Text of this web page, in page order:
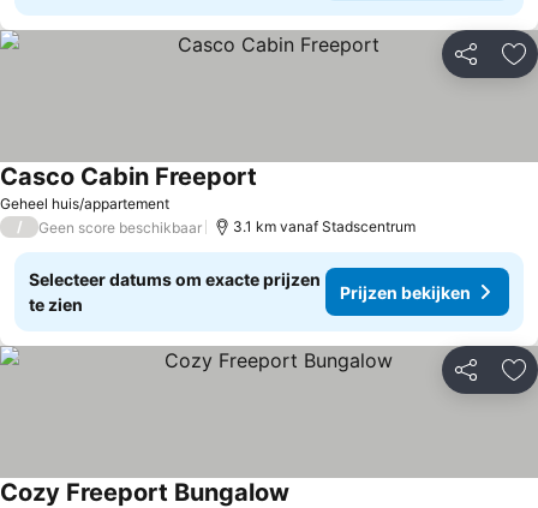
Delen
Geheel huis/appartement
Casco Cabin Freeport
/ Geen score beschikbaar 3.1 km vanaf Stadscentrum
Selecteer datums om exacte prijzen
te zien
Prijzen bekijken
Delen
Cozy Freeport Bungalow